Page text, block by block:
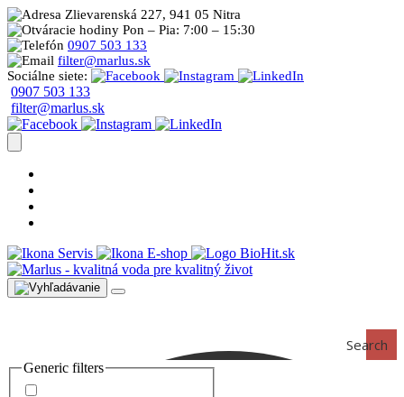
Zlievarenská 227, 941 05 Nitra
Pon – Pia: 7:00 – 15:30
0907 503 133
filter@marlus.sk
Sociálne siete:
0907 503 133
filter@marlus.sk
Servis E-shop
Search
Generic filters